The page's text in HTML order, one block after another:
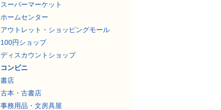
スーパーマーケット
ホームセンター
アウトレット・ショッピングモール
100円ショップ
ディスカウントショップ
コンビニ
書店
古本・古書店
事務用品・文房具屋